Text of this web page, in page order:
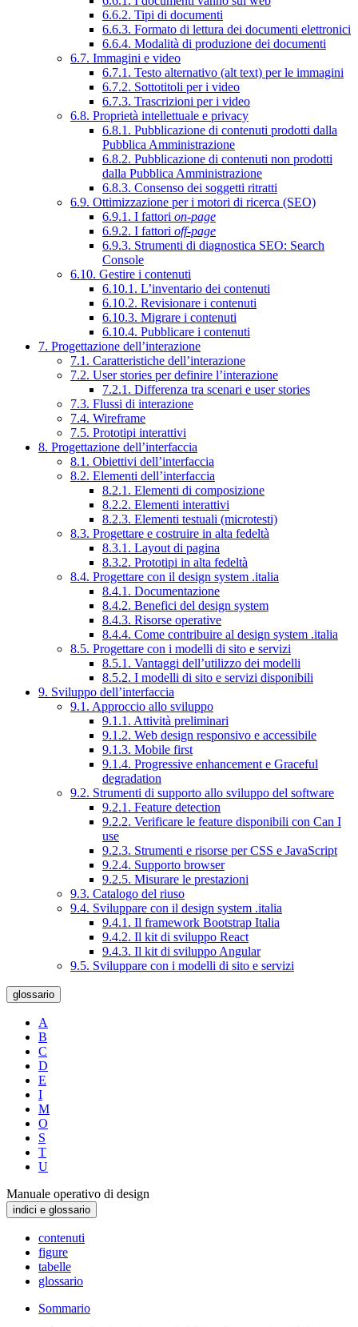
6.6.2. Tipi di documenti
6.6.3. Formato di lettura dei documenti elettronici
6.6.4. Modalità di produzione dei documenti
6.7. Immagini e video
6.7.1. Testo alternativo (alt text) per le immagini
6.7.2. Sottotitoli per i video
6.7.3. Trascrizioni per i video
6.8. Proprietà intellettuale e privacy
6.8.1. Pubblicazione di contenuti prodotti dalla
Pubblica Amministrazione
6.8.2. Pubblicazione di contenuti non prodotti
dalla Pubblica Amministrazione
6.8.3. Consenso dei soggetti ritratti
6.9. Ottimizzazione per i motori di ricerca (SEO)
6.9.1. I fattori on-page
6.9.2. I fattori off-page
6.9.3. Strumenti di diagnostica SEO: Search
Console
6.10. Gestire i contenuti
6.10.1. L’inventario dei contenuti
6.10.2. Revisionare i contenuti
6.10.3. Migrare i contenuti
6.10.4. Pubblicare i contenuti
7. Progettazione dell’interazione
7.1. Caratteristiche dell’interazione
7.2. User stories per definire l’interazione
7.2.1. Differenza tra scenari e user stories
7.3. Flussi di interazione
7.4. Wireframe
7.5. Prototipi interattivi
8. Progettazione dell’interfaccia
8.1. Obiettivi dell’interfaccia
8.2. Elementi dell’interfaccia
8.2.1. Elementi di composizione
8.2.2. Elementi interattivi
8.2.3. Elementi testuali (microtesti)
8.3. Progettare e costruire in alta fedeltà
8.3.1. Layout di pagina
8.3.2. Prototipi in alta fedeltà
8.4. Progettare con il design system .italia
8.4.1. Documentazione
8.4.2. Benefici del design system
8.4.3. Risorse operative
8.4.4. Come contribuire al design system .italia
8.5. Progettare con i modelli di sito e servizi
8.5.1. Vantaggi dell’utilizzo dei modelli
8.5.2. I modelli di sito e servizi disponibili
9. Sviluppo dell’interfaccia
9.1. Approccio allo sviluppo
9.1.1. Attività preliminari
9.1.2. Web design responsivo e accessibile
9.1.3. Mobile first
9.1.4. Progressive enhancement e Graceful
degradation
9.2. Strumenti di supporto allo sviluppo del software
9.2.1. Feature detection
9.2.2. Verificare le feature disponibili con Can I
use
9.2.3. Strumenti e risorse per CSS e JavaScript
9.2.4. Supporto browser
9.2.5. Misurare le prestazioni
9.3. Catalogo del riuso
9.4. Sviluppare con il design system .italia
9.4.1. Il framework Bootstrap Italia
9.4.2. Il kit di sviluppo React
9.4.3. Il kit di sviluppo Angular
9.5. Sviluppare con i modelli di sito e servizi
glossario
A
B
C
D
E
I
M
O
S
T
U
Manuale operativo di design
indici e glossario
contenuti
figure
tabelle
glossario
Sommario